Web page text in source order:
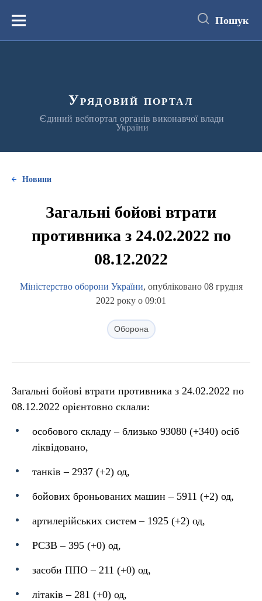
вмістуМеню Пошук
Урядовий портал
Єдиний вебпортал органів виконавчої влади
України
Новини
Загальні бойові втрати
противника з 24.02.2022 по
08.12.2022
Міністерство оборони України, опубліковано 08 грудня
2022 року о 09:01
Оборона
Загальні бойові втрати противника з 24.02.2022 по
08.12.2022 орієнтовно склали:
особового складу ‒ близько 93080 (+340) осіб
ліквідовано,
танків ‒ 2937 (+2) од,
бойових броньованих машин ‒ 5911 (+2) од,
артилерійських систем – 1925 (+2) од,
РСЗВ – 395 (+0) од,
засоби ППО ‒ 211 (+0) од,
літаків – 281 (+0) од,